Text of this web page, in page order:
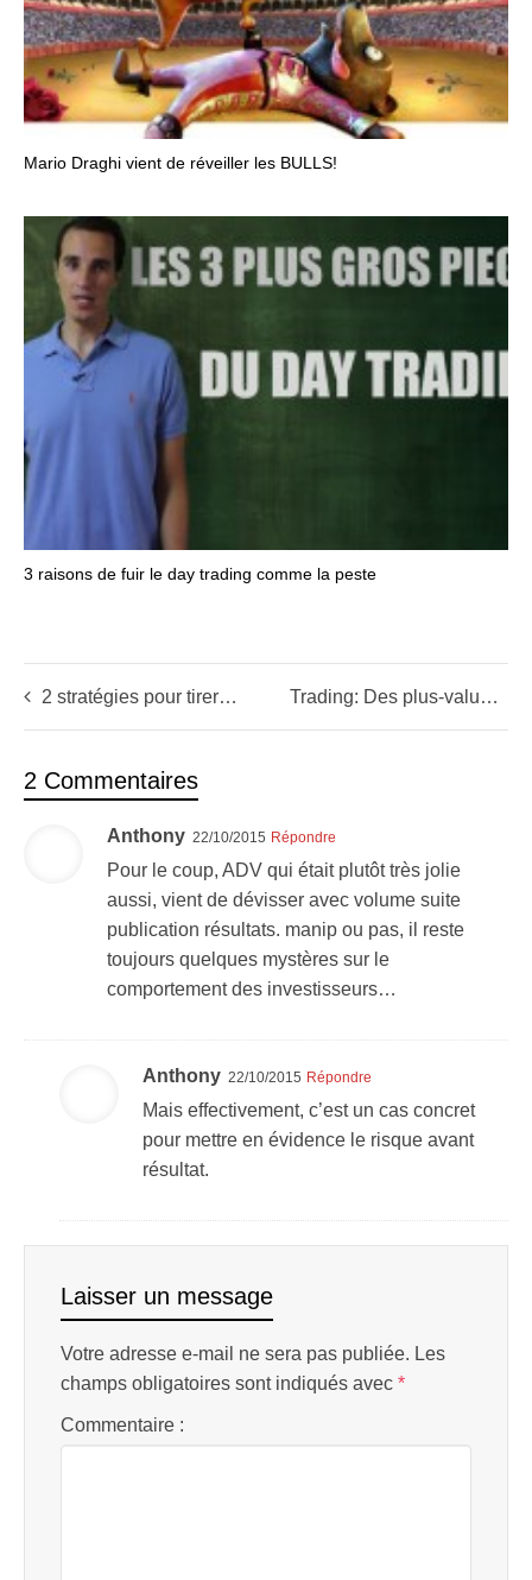
Mario Draghi vient de réveiller les BULLS!
3 raisons de fuir le day trading comme la peste
2 stratégies pour tirer profit des bulles en bourse Trading: Des plus-values aussi régulières qu’un salaire?
2 Commentaires
Anthony 22/10/2015 Répondre
Pour le coup, ADV qui était plutôt très jolie
aussi, vient de dévisser avec volume suite
publication résultats. manip ou pas, il reste
toujours quelques mystères sur le
comportement des investisseurs…
Anthony 22/10/2015 Répondre
Mais effectivement, c’est un cas concret
pour mettre en évidence le risque avant
résultat.
Laisser un message
Votre adresse e-mail ne sera pas publiée. Les
champs obligatoires sont indiqués avec *
Commentaire :